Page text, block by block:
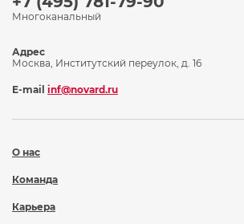
Многоканальный
О нас
Команда
Карьера
Адрес
Москва, Институтский переулок, д. 16
E-mail inf@novard.ru